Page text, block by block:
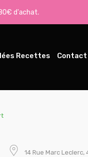
d'achat.
Recettes Contact
14 Rue Marc